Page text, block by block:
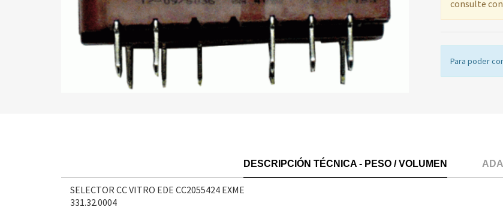
consulte
Para poder
DESCRIPCIÓN TÉCNICA - PESO / VOLUMEN
SELECTOR CC VITRO EDE CC2055424 EXME
331.32.0004